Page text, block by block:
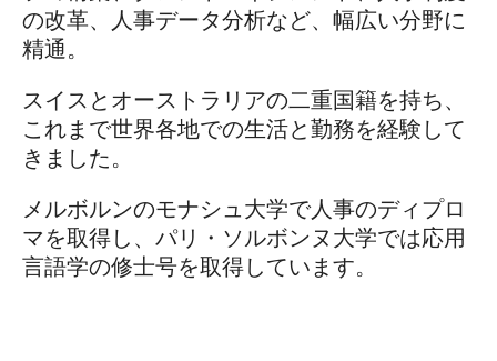
の改革、人事データ分析など、幅広い分野に
精通。
スイスとオーストラリアの二重国籍を持ち、
これまで世界各地での生活と勤務を経験して
きました。
メルボルンのモナシュ大学で人事のディプロ
マを取得し、パリ・ソルボンヌ大学では応用
言語学の修士号を取得しています。